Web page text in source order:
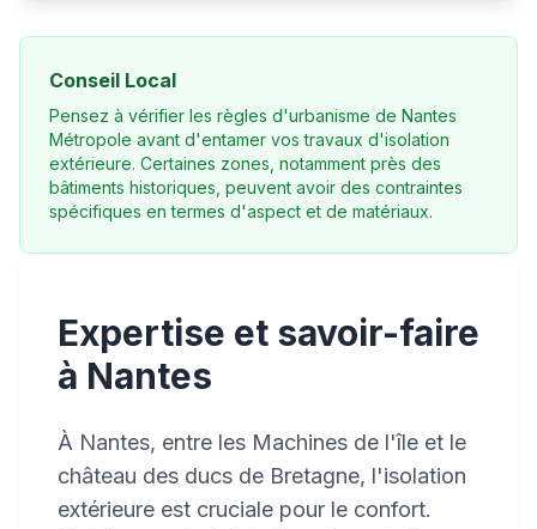
Expertise et savoir-faire
à Nantes
À Nantes, entre les Machines de l'île et le
château des ducs de Bretagne, l'isolation
extérieure est cruciale pour le confort.
Conseil Local
Pensez à vérifier les règles d'urbanisme de Nantes
Métropole avant d'entamer vos travaux d'isolation
extérieure. Certaines zones, notamment près des
bâtiments historiques, peuvent avoir des contraintes
spécifiques en termes d'aspect et de matériaux.